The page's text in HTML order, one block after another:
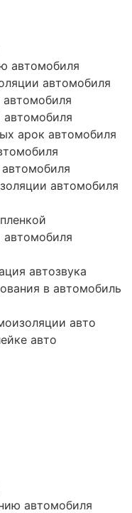
автомобиля
автомобиля
арок автомобиля
автомобиля
автомобиля
автозвука
в автомобиль
авто
авто
автомобиля